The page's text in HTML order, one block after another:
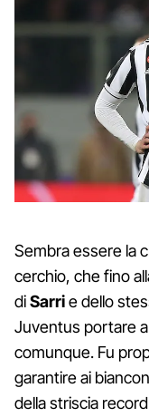
Sembra essere la
cerchio, che fino
diSarrie dello
Juventus portare
comunque. Fu
garantire ai
della striscia